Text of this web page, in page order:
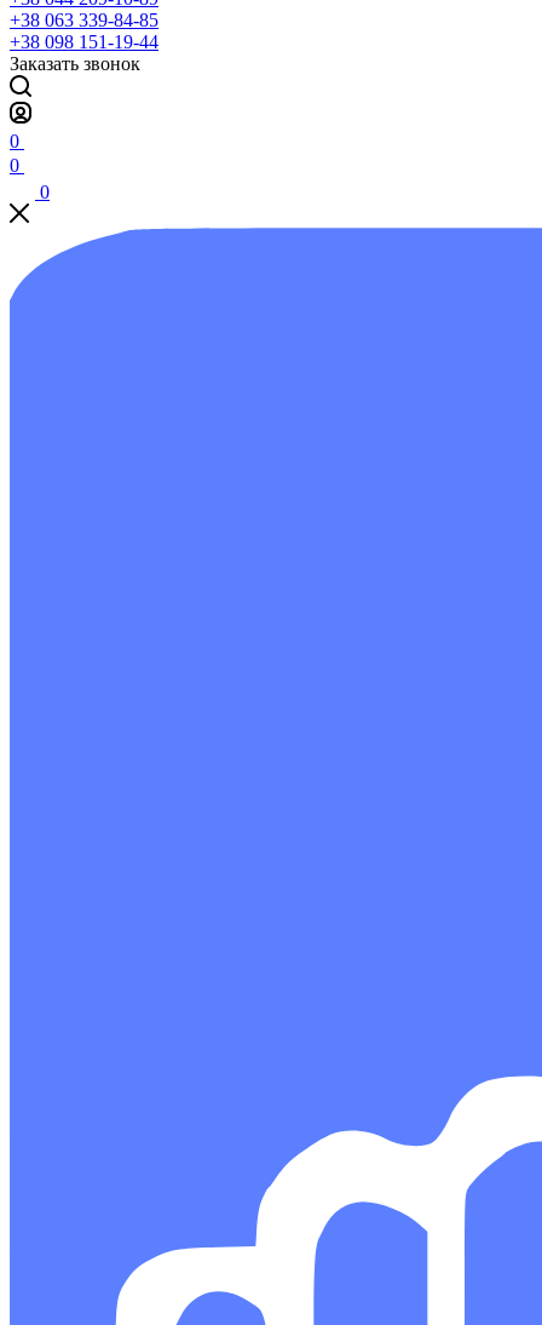
+38 063 339-84-85
+38 098 151-19-44
Заказать звонок
0
0
0